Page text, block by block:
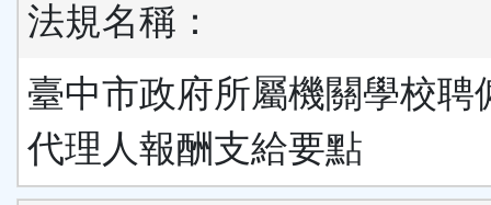
法規名稱：
臺中市政府所屬機關學校聘
代理人報酬支給要點